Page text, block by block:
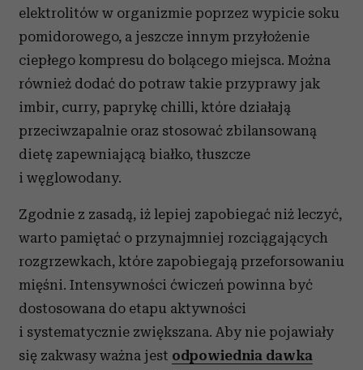
elektrolitów w organizmie poprzez wypicie soku
pomidorowego, a jeszcze innym przyłożenie
ciepłego kompresu do bolącego miejsca. Można
również dodać do potraw takie przyprawy jak
imbir, curry, paprykę chilli, które działają
przeciwzapalnie oraz stosować zbilansowaną
dietę zapewniającą białko, tłuszcze
i węglowodany.
Zgodnie z zasadą, iż lepiej zapobiegać niż leczyć,
warto pamiętać o przynajmniej rozciągających
rozgrzewkach, które zapobiegają przeforsowaniu
mięśni. Intensywności ćwiczeń powinna być
dostosowana do etapu aktywności
i systematycznie zwiększana. Aby nie pojawiały
się zakwasy ważna jest odpowiednia dawka